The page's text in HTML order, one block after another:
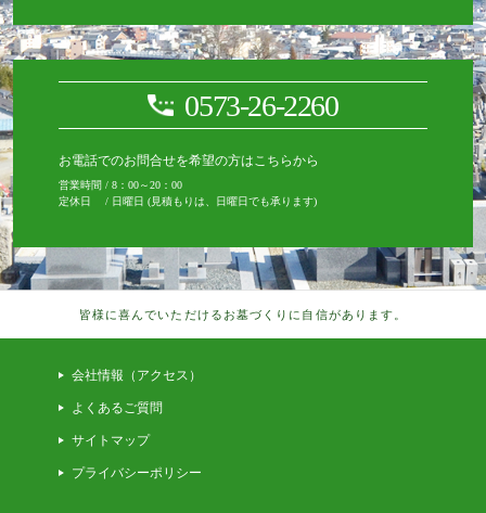
0573-26-2260
お電話でのお問合せを希望の方はこちらから
営業時間 / 8：00～20：00
定休日 / 日曜日 (見積もりは、日曜日でも承ります)
皆様に喜んでいただけるお墓づくりに自信があります。
会社情報（アクセス）
よくあるご質問
サイトマップ
プライバシーポリシー